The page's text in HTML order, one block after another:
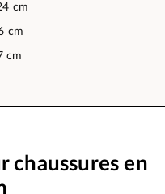
cm
cm
cm
chaussures en